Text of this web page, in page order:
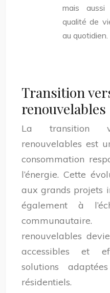
mais aussi
qualité de
au quotidien.
Transition
renouvelables
La transition
renouvelables est
consommation
l’énergie. Cette
aux grands projets
également à
renouvelables
accessibles et
solutions
résidentiels.